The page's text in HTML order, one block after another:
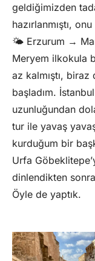
geldiğimizden
hazırlanmıştı,
🌤️ Erzurum →
Meryem ilkokula
az kalmıştı,
başladım.
uzunluğundan
tur ile yavaş
kurduğum bir
Urfa
dinlendikten
Öyle de yaptık.